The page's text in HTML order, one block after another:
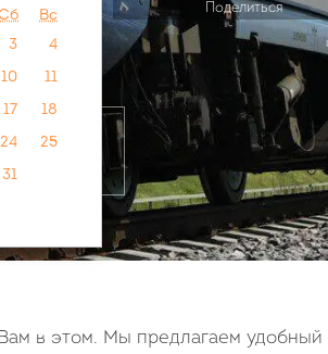
Поделиться
в этом. Мы предлагаем удобный
Вс
3
4
10
11
17
18
24
25
31